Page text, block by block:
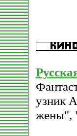
узник
жены",